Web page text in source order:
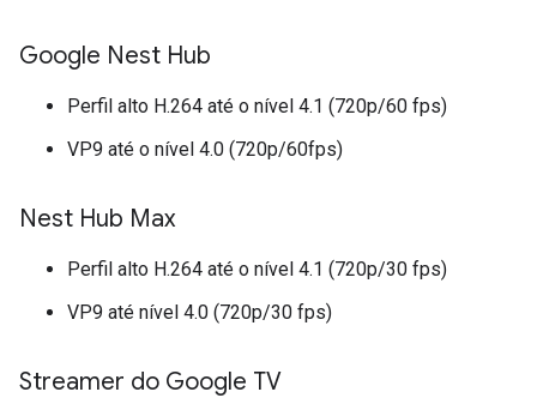
Google Nest Hub
Perfil alto H.264 até o nível 4.1 (720p/60 fps)
VP9 até o nível 4.0 (720p/60fps)
Nest Hub Max
Perfil alto H.264 até o nível 4.1 (720p/30 fps)
VP9 até nível 4.0 (720p/30 fps)
Streamer do Google TV